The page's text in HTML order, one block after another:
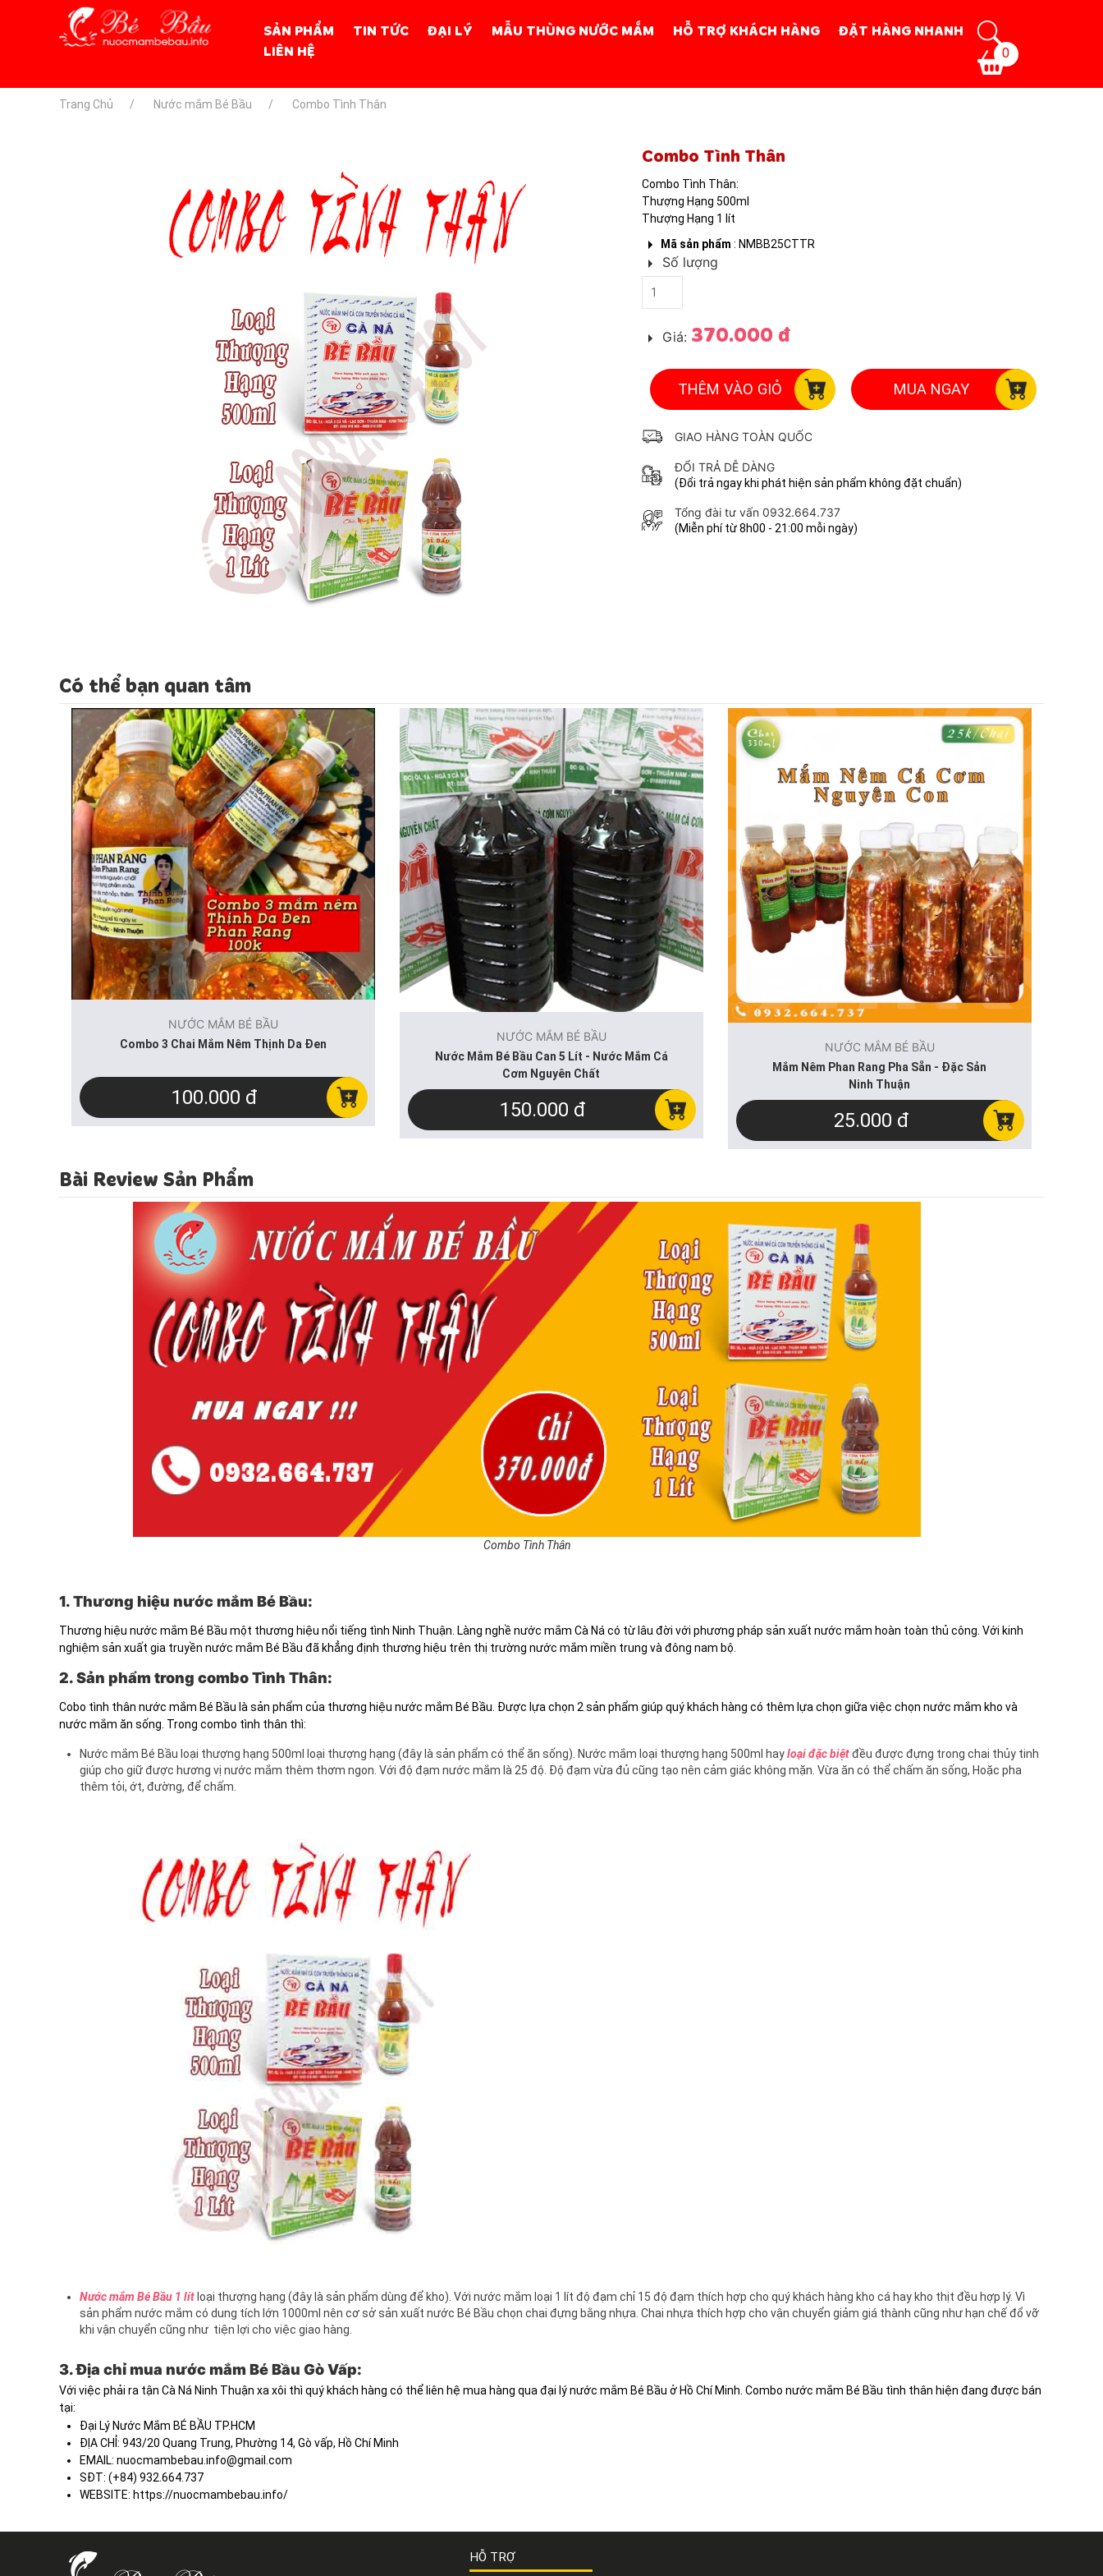
SẢN PHẨM TIN TỨC ĐẠI LÝ MẪU THÙNG NƯỚC MẮM HỖ TRỢ KHÁCH HÀNG
ĐẶT HÀNG NHANH
LIÊN HỆ
0
Trang Chủ Nước mắm Bé Bầu Combo Tình Thân
Combo Tình Thân
Combo Tình Thân:
Thượng Hạng 500ml
Thượng Hạng 1 lít
Mã sản phẩm : NMBB25CTTR
Số lượng
Giá: 370.000 đ
THÊM VÀO GIỎ MUA NGAY
GIAO HÀNG TOÀN QUỐC
ĐỔI TRẢ DỄ DÀNG
(Đổi trả ngay khi phát hiện sản phẩm không đặt chuẩn)
Tổng đài tư vấn 0932.664.737
(Miễn phí từ 8h00 - 21:00 mỗi ngày)
Có thể bạn quan tâm
NƯỚC MẮM BÉ BẦU
Combo 3 Chai Mắm Nêm Thịnh Da Đen
100.000 đ
NƯỚC MẮM BÉ BẦU
Nước Mắm Bé Bầu Can 5 Lít - Nước Mắm Cá
Cơm Nguyên Chất
150.000 đ
NƯỚC MẮM BÉ BẦU
Mắm Nêm Phan Rang Pha Sẵn - Đặc Sản
Ninh Thuận
25.000 đ
Bài Review Sản Phẩm
Combo Tình Thân
1. Thương hiệu nước mắm Bé Bầu:
Thương hiệu nước mắm Bé Bầu một thương hiệu nổi tiếng tình Ninh Thuận. Làng nghề nước mắm Cà Ná có từ lâu đời với phương pháp sản xuất nước mắm hoàn toàn thủ công. Với kinh
nghiệm sản xuất gia truyền nước mắm Bé Bầu đã khẳng định thương hiệu trên thị trường nước mắm miền trung và đông nam bộ.
2. Sản phẩm trong combo Tình Thân:
Cobo tình thân nước mắm Bé Bầu là sản phẩm của thương hiệu nước mắm Bé Bầu. Được lựa chọn 2 sản phẩm giúp quý khách hàng có thêm lựa chọn giữa việc chọn nước mắm kho và
nước mắm ăn sống. Trong combo tình thân thì:
Nước mắm Bé Bầu loại thượng hạng 500ml loại thượng hạng (đây là sản phẩm có thể ăn sống). Nước mắm loại thượng hạng 500ml hayloại đặc biệtđều được đựng trong chai thủy tinh
giúp cho giữ được hương vị nước mắm thêm thơm ngon. Với độ đạm nước mắm là 25 độ. Độ đạm vừa đủ cũng tạo nên cảm giác không mặn. Vừa ăn có thể chấm ăn sống, Hoặc pha
thêm tỏi, ớt, đường, để chấm.
Nước mắm Bé Bầu 1 lít loại thượng hạng (đây là sản phẩm dùng để kho). Với nước mắm loại 1 lít độ đạm chỉ 15 độ đạm thích hợp cho quý khách hàng kho cá hay kho thịt đều hợp lý. Vì
sản phẩm nước mắm có dung tích lớn 1000ml nên cơ sở sản xuất nước Bé Bầu chọn chai đựng bằng nhựa. Chai nhựa thích hợp cho vận chuyển giảm giá thành cũng như hạn chế đổ vỡ
khi vận chuyển cũng như tiện lợi cho việc giao hàng.
3. Địa chỉ mua nước mắm Bé Bầu Gò Vấp:
Với việc phải ra tận Cà Ná Ninh Thuận xa xôi thì quý khách hàng có thể liên hệ mua hàng qua đại lý nước mắm Bé Bầu ở Hồ Chí Minh. Combo nước mắm Bé Bầu tình thân hiện đang được bán
tại:
Đại Lý Nước Mắm BÉ BẦU TP.HCM
ĐỊA CHỈ: 943/20 Quang Trung, Phường 14, Gò vấp, Hồ Chí Minh
EMAIL: nuocmambebau.info@gmail.com
SĐT: (+84) 932.664.737
WEBSITE: https://nuocmambebau.info/
HỖ TRỢ